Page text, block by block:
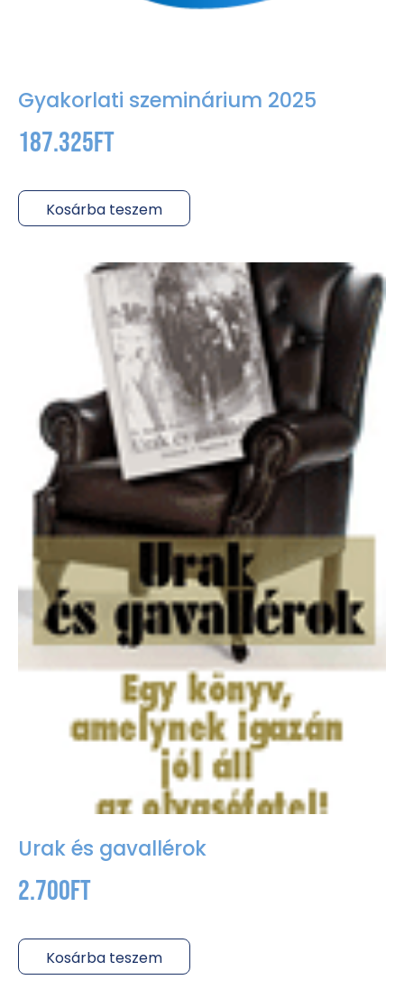
Gyakorlati szeminárium 2025
187.325Ft
Kosárba teszem
Urak és gavallérok
2.700Ft
Kosárba teszem